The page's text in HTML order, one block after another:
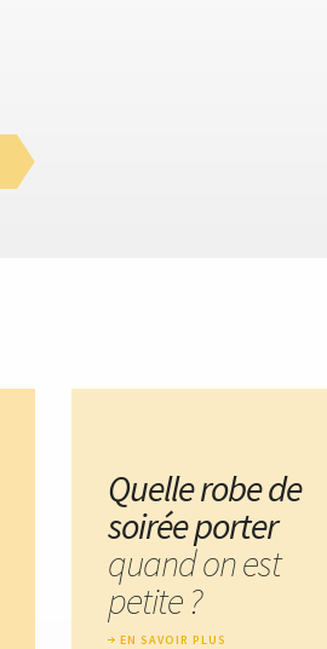
Quelle robe de
soirée porter
quand on est
petite ?
EN SAVOIR PLUS